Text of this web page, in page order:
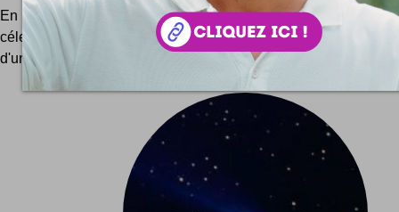
En astronomie, un Syzygy représente le moment où trois
célestes) ou plus de trois astres sont alignés. Quand cela se
d'un Syzygy, comme celui que vous pouvez admirez...